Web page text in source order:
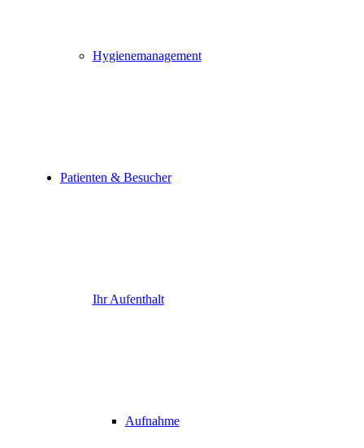
Hygienemanagement
Patienten & Besucher
Ihr Aufenthalt
Aufnahme